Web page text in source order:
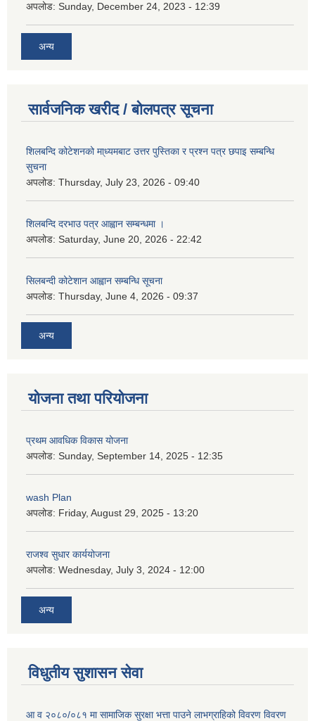
अपलोड: Sunday, December 24, 2023 - 12:39
अन्य
सार्वजनिक खरीद / बोलपत्र सूचना
शिलबन्दि कोटेशनको मा्ध्यमबाट उत्तर पुस्तिका र प्रश्न पत्र छपाइ सम्बन्धि
सुचना
अपलोड: Thursday, July 23, 2026 - 09:40
शिलबन्दि दरभाउ पत्र आह्वान सम्बन्धमा ।
अपलोड: Saturday, June 20, 2026 - 22:42
सिलबन्दी कोटेशान आह्वान सम्बन्धि सूचना
अपलोड: Thursday, June 4, 2026 - 09:37
अन्य
योजना तथा परियोजना
प्रथम आवधिक विकास योजना
अपलोड: Sunday, September 14, 2025 - 12:35
wash Plan
अपलोड: Friday, August 29, 2025 - 13:20
राजश्व सुधार कार्ययोजना
अपलोड: Wednesday, July 3, 2024 - 12:00
अन्य
विधुतीय सुशासन सेवा
आ व २०८०/०८१ मा सामाजिक सुरक्षा भत्ता पाउने लाभग्राहिको विवरण विवरण